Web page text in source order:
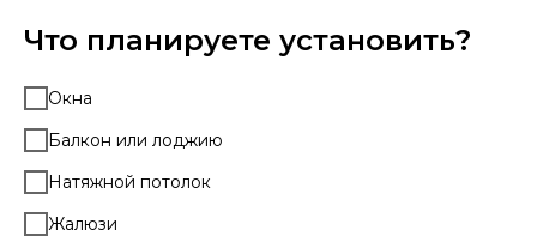
Что планируете установить?
Окна
Балкон или лоджию
Натяжной потолок
Жалюзи